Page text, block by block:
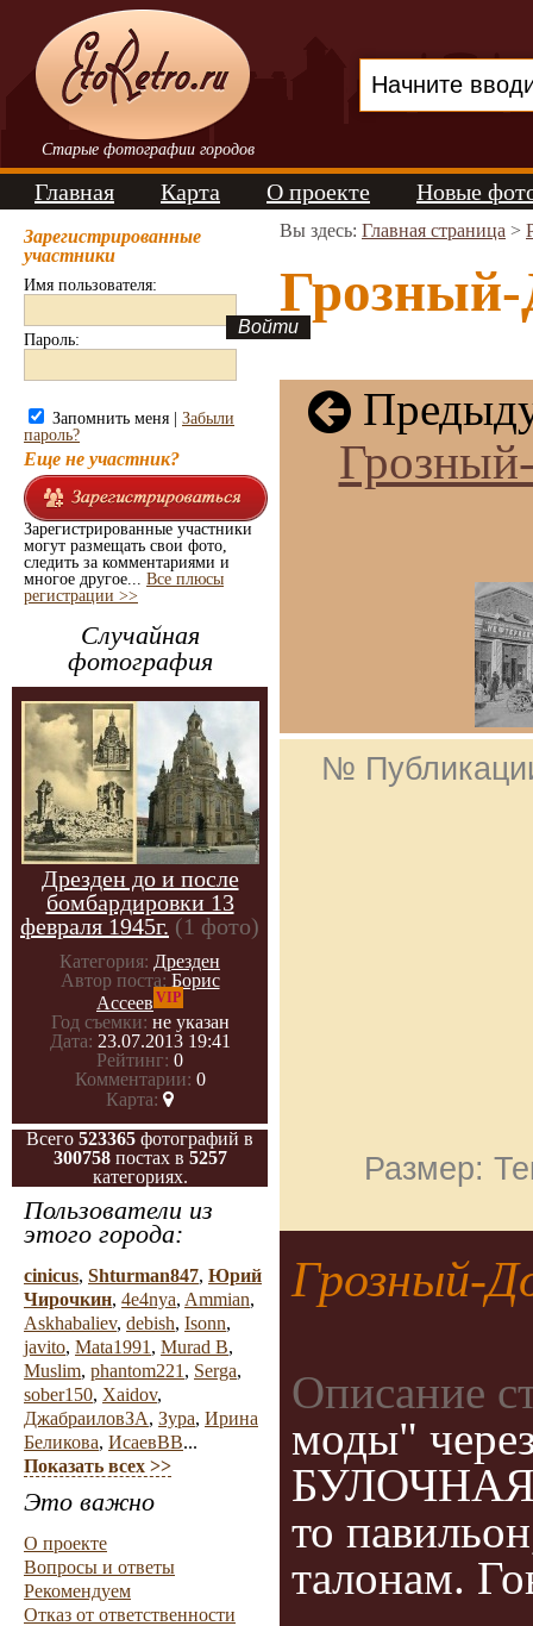
Старые фотографии городов
Главная Карта О проекте Новые
Зарегистрированные
участники
Имя пользователя:
Пароль:
Запомнить меня | Забыли
пароль?
Еще не участник?
Зарегистрированные участники
могут размещать свои фото,
следить за комментариями и
многое другое... Все плюсы
регистрации >>
Случайная
фотография
Дрезден до и после
бомбардировки 13
февраля 1945г. (1 фото)
Категория: Дрезден
Автор поста: Борис
Ассеев VIP
Год съемки: не указан
Дата: 23.07.2013 19:41
Рейтинг: 0
Комментарии: 0
Карта:
Всего 523365 фотографий в
300758постах в 5257
категориях.
Пользователи из
этого города:
cinicus, Shturman847, Юрий
Чирочкин, 4e4nya, Ammian,
Askhabaliev, debish, Isonn,
javito, Mata1991 , Murad B,
Muslim, phantom221 , Serga,
sober150, Xaidov,
ДжабраиловЗА, Зура, Ирина
Беликова, ИсаевВВ...
Показать всех >>
Это важно
О проекте
Вопросы и ответы
Рекомендуем
Отказ от ответственности
Вы здесь: Главная страница >
№
Размер:
Грозный-
Описание
моды"
БУЛОЧНАЯ
то
талонам.